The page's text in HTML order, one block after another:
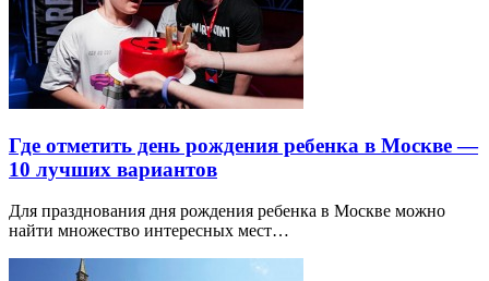
Где отметить день рождения ребенка в Москве —
10 лучших вариантов
Для празднования дня рождения ребенка в Москве можно
найти множество интересных мест…